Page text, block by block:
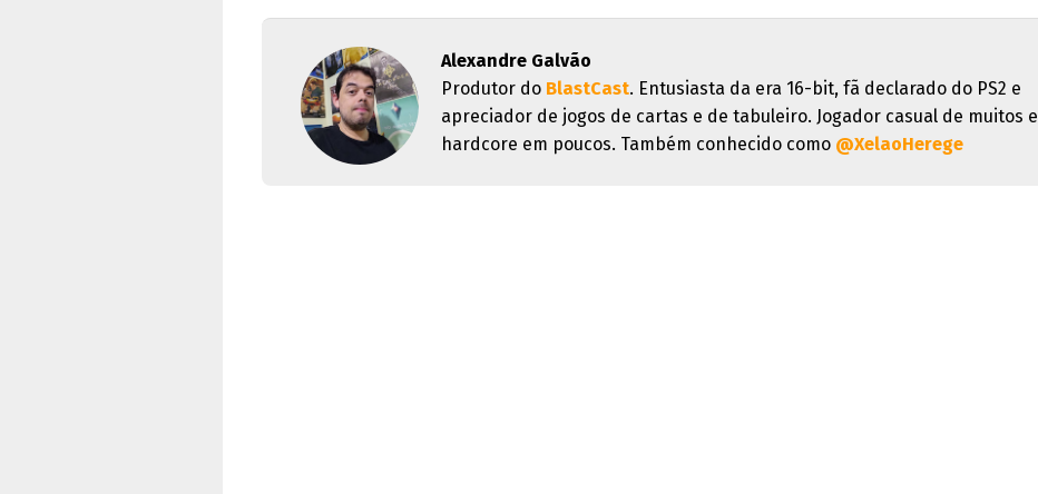
Alexandre Galvão
Produtor do BlastCast. Entusiasta da era 16-bit, fã declarado do PS2 e
apreciador de jogos de cartas e de tabuleiro. Jogador casual de muitos e
hardcore em poucos. Também conhecido como @XelaoHerege